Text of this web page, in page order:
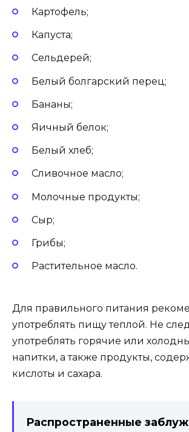
Картофель;
Капуста;
Сельдерей;
Белый болгарский перец;
Бананы;
Яичный белок;
Белый хлеб;
Сливочное масло;
Молочные продукты;
Сыр;
Грибы;
Растительное масло.
Для правильного питания
употреблять пищу теплой. Не
употреблять горячие или
напитки, а также продукты,
кислоты и сахара.
Распространенные